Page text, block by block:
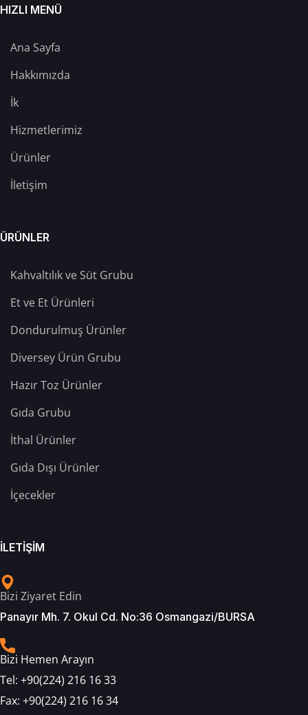
HIZLI MENÜ
Ana Sayfa
Hakkımızda
İk
Hizmetlerimiz
Ürünler
İletişim
ÜRÜNLER
Kahvaltılık ve Süt Grubu
Et ve Et Ürünleri
Dondurulmuş Ürünler
Diversey Ürün Grubu
Hazır Toz Ürünler
Gıda Grubu
İthal Ürünler
Gıda Dışı Ürünler
İçecekler
İLETİŞİM
Bizi Ziyaret Edin
Panayır Mh. 7. Okul Cd. No:36 Osmangazi/BURSA
Bizi Hemen Arayın
Tel: +90(224) 216 16 33
Fax: +90(224) 216 16 34